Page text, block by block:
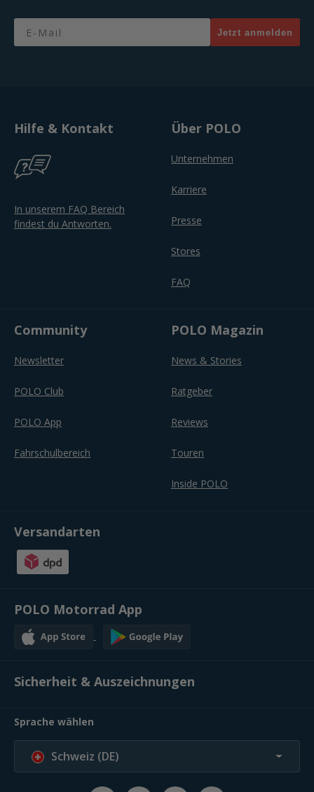
Email
Jetzt anmelden
Hilfe & Kontakt
In unserem FAQ Bereich
findest du Antworten.
Über POLO
Unternehmen
Karriere
Presse
Stores
FAQ
Community
Newsletter
POLO Club
POLO App
Fahrschulbereich
POLO Magazin
News & Stories
Ratgeber
Reviews
Touren
Inside POLO
Versandarten
POLO Motorrad App
Sicherheit & Auszeichnungen
Sprache wählen
Schweiz (DE)